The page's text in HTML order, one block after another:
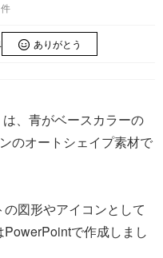
ありがとう
、青がベースカラーの
のオートシェイプ素材で
図形やアイコンとして
で作成しまし